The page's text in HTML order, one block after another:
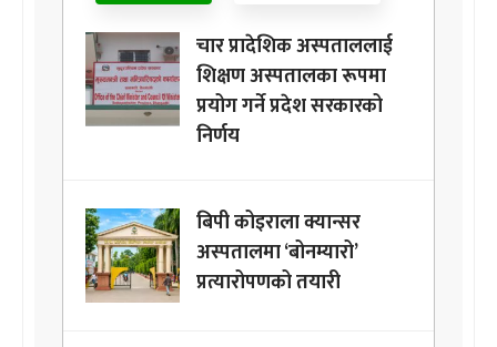
चार प्रादेशिक अस्पताललाई
शिक्षण अस्पतालका रूपमा
प्रयोग गर्ने प्रदेश सरकारको
निर्णय
बिपी कोइराला क्यान्सर
अस्पतालमा ‘बोनम्यारो’
प्रत्यारोपणको तयारी